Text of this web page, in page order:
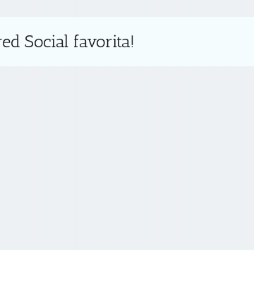
Social favorita!